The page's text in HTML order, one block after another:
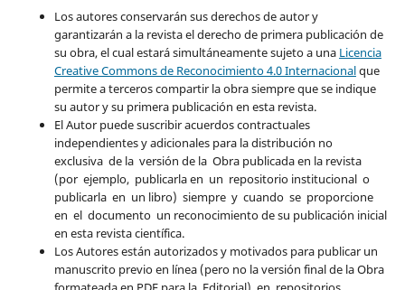
Los autores conservarán sus derechos de autor y
garantizarán a la revista el derecho de primera publicación de
su obra, el cual estará simultáneamente sujeto a una Licencia
Creative Commons de Reconocimiento 4.0 Internacionalque
permite a terceros compartir la obra siempre que se indique
su autor y su primera publicación en esta revista.
El Autor puede suscribir acuerdos contractuales
independientes y adicionales para la distribución no
exclusiva de la versión de la Obra publicada en la revista
(por ejemplo, publicarla en un repositorio institucional o
publicarla en un libro) siempre y cuando se proporcione
en el documento un reconocimiento de su publicación inicial
en esta revista científica.
Los Autores están autorizados y motivados para publicar un
manuscrito previo en línea (pero no la versión final de la Obra